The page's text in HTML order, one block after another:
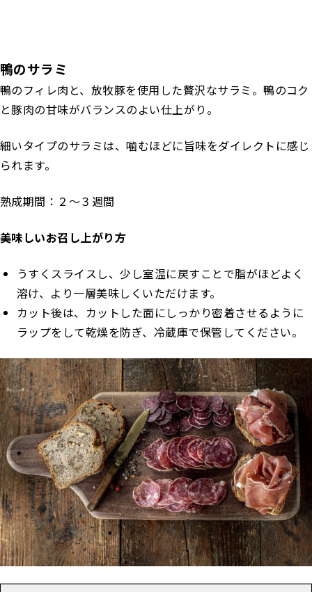
鴨のサラミ
鴨のフィレ肉と、放牧豚を使用した贅沢なサラミ。鴨のコク
と豚肉の甘味がバランスのよい仕上がり。
細いタイプのサラミは、噛むほどに旨味をダイレクトに感じ
られます。
熟成期間：２～３週間
美味しいお召し上がり方
うすくスライスし、少し室温に戻すことで脂がほどよく
溶け、より一層美味しくいただけます。
カット後は、カットした面にしっかり密着させるように
ラップをして乾燥を防ぎ、冷蔵庫で保管してください。